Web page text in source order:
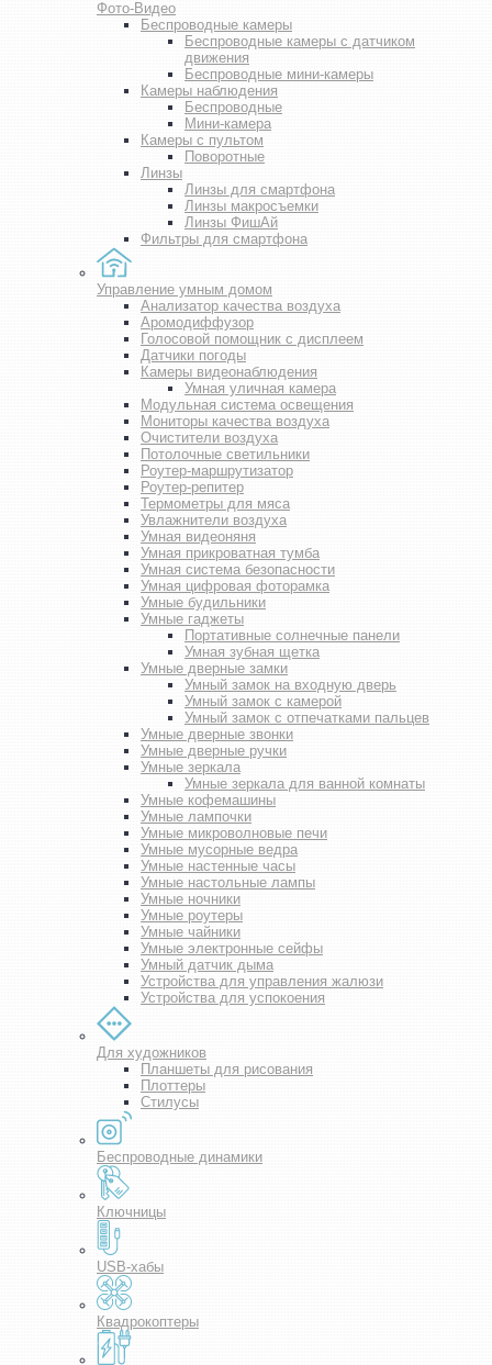
Фото-Видео
Беспроводные камеры
Беспроводные камеры с датчиком
движения
Беспроводные мини-камеры
Камеры наблюдения
Беспроводные
Мини-камера
Камеры с пультом
Поворотные
Линзы
Линзы для смартфона
Линзы макросъемки
Линзы ФишАй
Фильтры для смартфона
Управление умным домом
Анализатор качества воздуха
Аромодиффузор
Голосовой помощник с дисплеем
Датчики погоды
Камеры видеонаблюдения
Умная уличная камера
Модульная система освещения
Мониторы качества воздуха
Очистители воздуха
Потолочные светильники
Роутер-маршрутизатор
Роутер-репитер
Термометры для мяса
Увлажнители воздуха
Умная видеоняня
Умная прикроватная тумба
Умная система безопасности
Умная цифровая фоторамка
Умные будильники
Умные гаджеты
Портативные солнечные панели
Умная зубная щетка
Умные дверные замки
Умный замок на входную дверь
Умный замок с камерой
Умный замок с отпечатками пальцев
Умные дверные звонки
Умные дверные ручки
Умные зеркала
Умные зеркала для ванной комнаты
Умные кофемашины
Умные лампочки
Умные микроволновые печи
Умные мусорные ведра
Умные настенные часы
Умные настольные лампы
Умные ночники
Умные роутеры
Умные чайники
Умные электронные сейфы
Умный датчик дыма
Устройства для управления жалюзи
Устройства для успокоения
Для художников
Планшеты для рисования
Плоттеры
Стилусы
Беспроводные динамики
Ключницы
USB-хабы
Квадрокоптеры